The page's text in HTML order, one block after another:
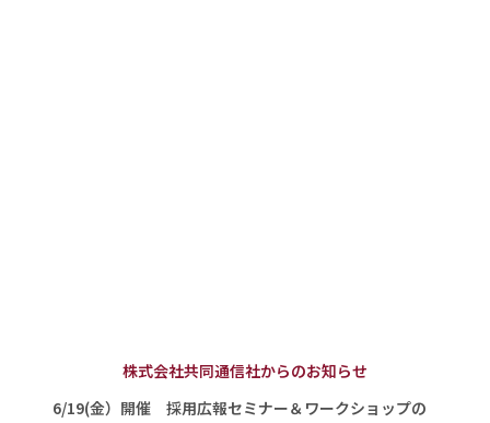
株式会社共同通信社からのお知らせ
6/19(金）開催 採用広報セミナー＆ワークショップの